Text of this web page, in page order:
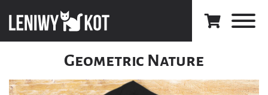
Geometric Nature